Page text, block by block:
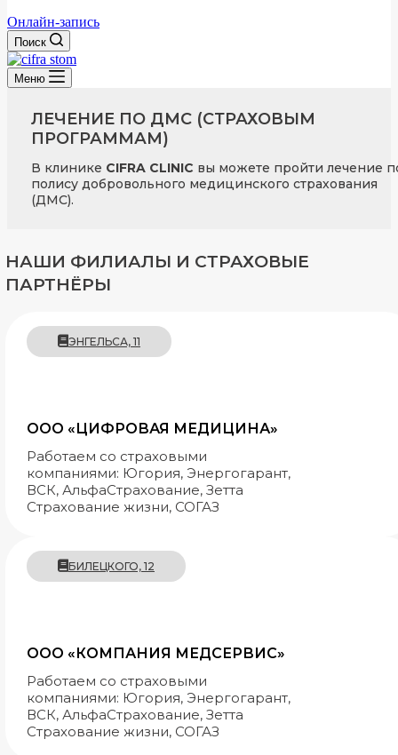
Онлайн-запись
Поиск
Меню
ЛЕЧЕНИЕ ПО ДМС (СТРАХОВЫМ
ПРОГРАММАМ)
В клинике CIFRA CLINIC вы можете пройти лечение
полису добровольного медицинского страхования
(ДМС).
НАШИ ФИЛИАЛЫ И СТРАХОВЫЕ
ПАРТНЁРЫ
ЭНГЕЛЬСА, 11
ООО «ЦИФРОВАЯ МЕДИЦИНА»
Работаем со страховыми
компаниями: Югория, Энергогарант,
ВСК, АльфаСтрахование, Зетта
Страхование жизни, СОГАЗ
БИЛЕЦКОГО, 12
ООО «КОМПАНИЯ МЕДСЕРВИС»
Работаем со страховыми
компаниями: Югория, Энергогарант,
ВСК, АльфаСтрахование, Зетта
Страхование жизни, СОГАЗ